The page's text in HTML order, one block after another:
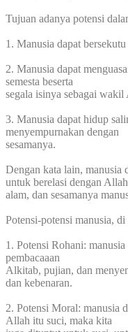
Tujuan adanya potensi
1. Manusia dapat
2. Manusia dapat
semesta beserta
segala isinya sebagai
3. Manusia dapat hidup
menyempurnakan dengan
sesamanya.
Dengan kata lain, manusia
untuk berelasi dengan
alam, dan sesamanya
Potensi-potensi manusia, di
1. Potensi Rohani:
pembacaaan
Alkitab, pujian, dan
dan kebenaran.
2. Potensi Moral: manusia
Allah itu suci, maka kita